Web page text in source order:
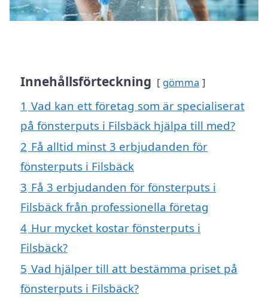
Innehållsförteckning gömma
1 Vad kan ett företag som är specialiserat
på fönsterputs i Filsbäck hjälpa till med?
2 Få alltid minst 3 erbjudanden för
fönsterputs i Filsbäck
3 Få 3 erbjudanden för fönsterputs i
Filsbäck från professionella företag
4 Hur mycket kostar fönsterputs i
Filsbäck?
5 Vad hjälper till att bestämma priset på
fönsterputs i Filsbäck?